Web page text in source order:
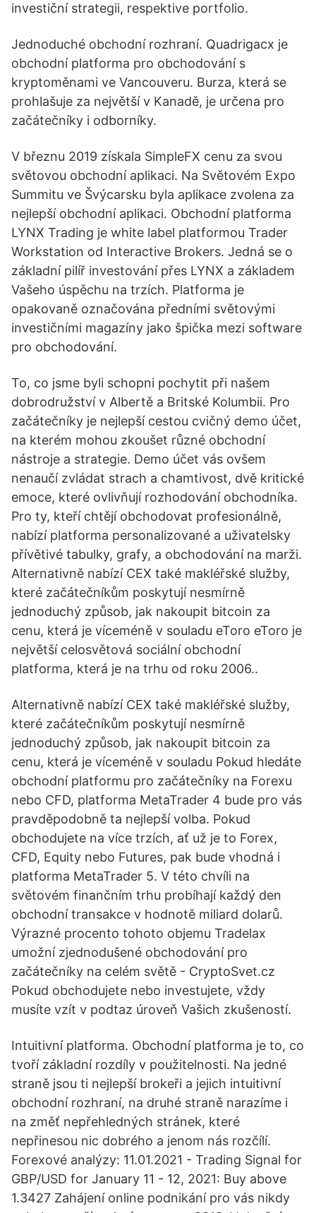
investiční strategii, respektive portfolio.
️Jednoduché obchodní rozhraní. Quadrigacx je
obchodní platforma pro obchodování s
kryptoměnami ve Vancouveru. Burza, která se
prohlašuje za největší v Kanadě, je určena pro
začátečníky i odborníky.
V březnu 2019 získala SimpleFX cenu za svou
světovou obchodní aplikaci. Na Světovém Expo
Summitu ve Švýcarsku byla aplikace zvolena za
nejlepší obchodní aplikaci. Obchodní platforma
LYNX Trading je white label platformou Trader
Workstation od Interactive Brokers. Jedná se o
základní pilíř investování přes LYNX a základem
Vašeho úspěchu na trzích. Platforma je
opakovaně označována předními světovými
investičními magazíny jako špička mezi software
pro obchodování.
To, co jsme byli schopni pochytit při našem
dobrodružství v Albertě a Britské Kolumbii. Pro
začátečníky je nejlepší cestou cvičný demo účet,
na kterém mohou zkoušet různé obchodní
nástroje a strategie. Demo účet vás ovšem
nenaučí zvládat strach a chamtivost, dvě kritické
emoce, které ovlivňují rozhodování obchodníka.
Pro ty, kteří chtějí obchodovat profesionálně,
nabízí platforma personalizované a uživatelsky
přívětivé tabulky, grafy, a obchodování na marži.
Alternativně nabízí CEX také makléřské služby,
které začátečníkům poskytují nesmírně
jednoduchý způsob, jak nakoupit bitcoin za
cenu, která je víceméně v souladu eToro eToro je
největší celosvětová sociální obchodní
platforma, která je na trhu od roku 2006..
Alternativně nabízí CEX také makléřské služby,
které začátečníkům poskytují nesmírně
jednoduchý způsob, jak nakoupit bitcoin za
cenu, která je víceméně v souladu Pokud hledáte
obchodní platformu pro začátečníky na Forexu
nebo CFD, platforma MetaTrader 4 bude pro vás
pravděpodobně ta nejlepší volba. Pokud
obchodujete na více trzích, ať už je to Forex,
CFD, Equity nebo Futures, pak bude vhodná i
platforma MetaTrader 5. V této chvíli na
světovém finančním trhu probíhají každý den
obchodní transakce v hodnotě miliard dolarů.
Výrazné procento tohoto objemu Tradelax
umožní zjednodušené obchodování pro
začátečníky na celém světě - CryptoSvet.cz
Pokud obchodujete nebo investujete, vždy
musíte vzít v podtaz úroveň Vašich zkušeností.
Intuitivní platforma. Obchodní platforma je to, co
tvoří základní rozdíly v použitelnosti. Na jedné
straně jsou ti nejlepší brokeři a jejich intuitivní
obchodní rozhraní, na druhé straně narazíme i
na změť nepřehledných stránek, které
nepřinesou nic dobrého a jenom nás rozčílí.
Forexové analýzy: 11.01.2021 - Trading Signal for
GBP/USD for January 11 - 12, 2021: Buy above
1.3427 Zahájení online podnikání pro vás nikdy